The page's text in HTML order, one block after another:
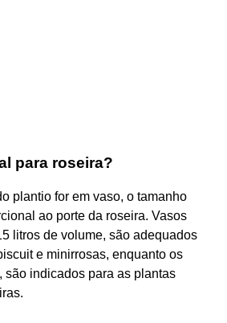
para roseira?
plantio for em vaso, o tamanho
ao porte da roseira. Vasos
litros de volume, são adequados
e minirrosas, enquanto os
são indicados para as plantas